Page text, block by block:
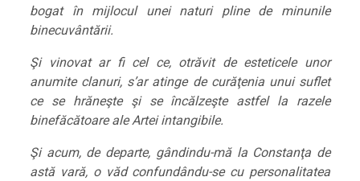
bogat în mijlocul unei naturi pline de minunile
binecuvântării.
Şi vinovat ar fi cel ce, otrăvit de esteticele unor
anumite clanuri, s’ar atinge de curăţenia unui suflet
ce se hrăneşte şi se încălzeşte astfel la razele
binefăcătoare ale Artei intangibile.
Şi acum, de departe, gândindu-mă la Constanţa de
astă vară, o văd confundându-se cu personalitatea